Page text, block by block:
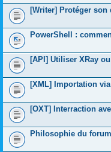
[Writer] Protéger son
PowerShell :
[API] Utiliser XRay
[XML] Importation
[OXT] Interraction
Philosophie du